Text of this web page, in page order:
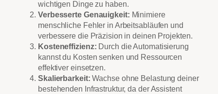
wichtigen Dinge zu haben.
Verbesserte Genauigkeit: Minimiere
menschliche Fehler in Arbeitsabläufen und
verbessere die Präzision in deinen Projekten.
Kosteneffizienz: Durch die Automatisierung
kannst du Kosten senken und Ressourcen
effektiver einsetzen.
Skalierbarkeit: Wachse ohne Belastung deiner
bestehenden Infrastruktur, da der Assistent